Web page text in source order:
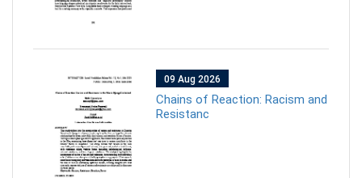
09 Aug 2026
Chains of Reaction: Racism and
Resistanc